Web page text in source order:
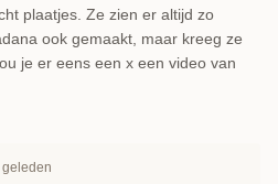
plaatjes. Ze zien er altijd zo
ook gemaakt, maar kreeg ze
je er eens een x een video van